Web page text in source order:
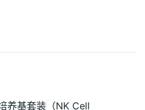
基套装（NK Cell